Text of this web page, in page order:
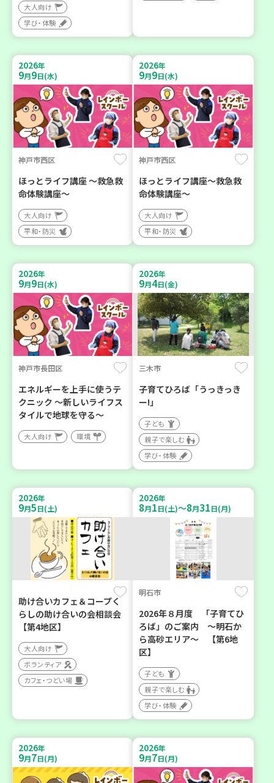
大人向け
学び・体験
2026年
9月9日(水)
神戸市西区
ほっとライフ講座 ～救急救
命体験講座～
大人向け
平和・防災
2026年
9月9日(水)
神戸市西区
ほっとライフ講座～救急救
命体験講座～
大人向け
平和・防災
2026年
9月9日(水)
神戸市長田区
エネルギーを上手に使うテ
クニック ～新しいライフス
タイルで地球を守る～
大人向け 環境
2026年
9月4日(金)
三木市
子育てひろば「うっきっき
ー!」
子ども
親子で楽しむ
学び・体験
2026年
9月5日(土)
助け合いカフェ＆コープく
らしの助け合いの会相談会
【第4地区】
大人向け
ボランティア
カフェ・つどい場
2026年
8月1日(土)～8月31日(月)
明石市
2026年８月度 「子育てひ
ろば」のご案内 ～明石か
ら高砂エリア～ 【第6地
区】
子ども
親子で楽しむ
学び・体験
2026年
9月7日(月)
2026年
9月7日(月)